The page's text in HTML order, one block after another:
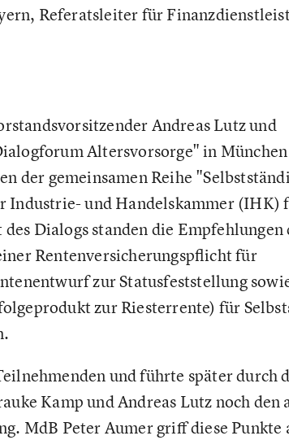
Referatsleiter für
Andreas Lutz und
Altersvorsorge" in
der gemeinsamen Reihe
Industrie- und Handelskammer (IHK)
Dialogs standen die Empfehlungen
Rentenversicherungspflicht für
zur Statusfeststellung
zur Riesterrente) für
und führte später durch
Kamp und Andreas Lutz noch den
MdB Peter Aumer griff diese Punkte